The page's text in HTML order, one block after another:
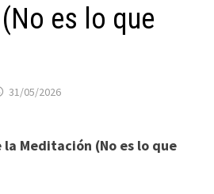
es lo que
31/05/2026
Meditación (No es lo que